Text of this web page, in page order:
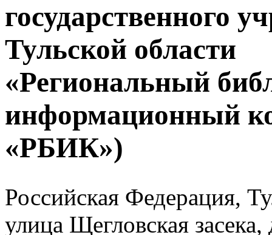
государственного
Тульской области
«Региональный
информационный
«РБИК»)
Российская Федерация,
улица Щегловская